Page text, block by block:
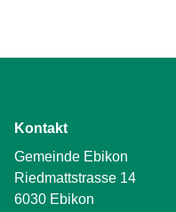
Kontakt
Gemeinde Ebikon
Riedmattstrasse 14
6030 Ebikon